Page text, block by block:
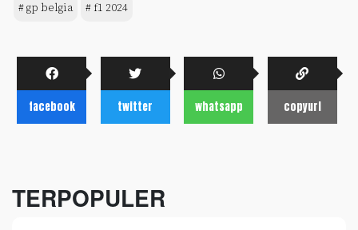
# gp belgia # f1 2024
facebook twitter whatsapp copyurl
TERPOPULER